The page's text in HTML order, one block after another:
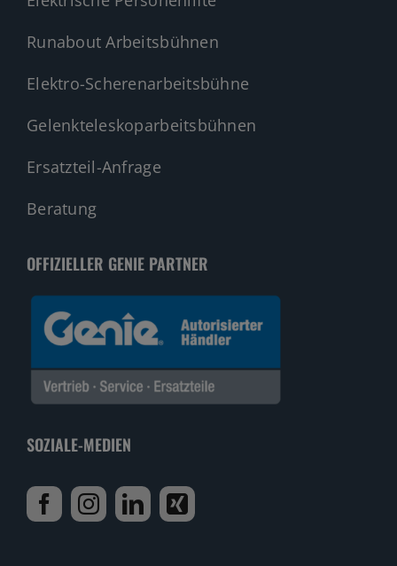
Runabout Arbeitsbühnen
Elektro-Scherenarbeitsbühne
Gelenkteleskoparbeitsbühnen
Ersatzteil-Anfrage
Beratung
OFFIZIELLER GENIE PARTNER
SOZIALE-MEDIEN